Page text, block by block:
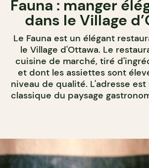
Fauna : manger
dans le Village
Le Fauna est un élégant
le Village d'Ottawa. Le
cuisine de marché, tiré
et dont les assiettes sont
niveau de qualité. L'adresse
classique du paysage